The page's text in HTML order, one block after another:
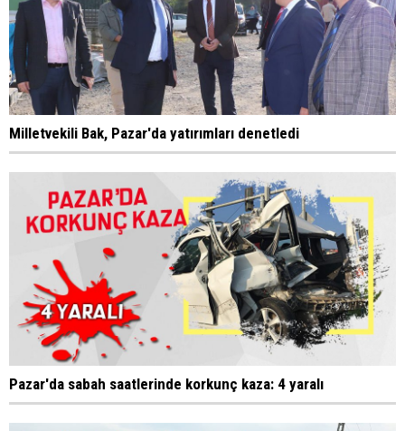
Milletvekili Bak, Pazar'da yatırımları denetledi
Pazar'da sabah saatlerinde korkunç kaza: 4 yaralı